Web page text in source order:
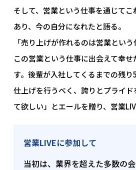
そして、営業という仕事を通じて
あり、今の自分になれたと語る。
「売り上げが作れるのは営業とい
この営業という仕事に出会えて幸
す。後輩が入社してくるまでの残
仕上げを行うべく、誇りとプライ
て欲しい」とエールを贈り、営業
営業LIVEに参加して
当初は、業界を超えた多数の